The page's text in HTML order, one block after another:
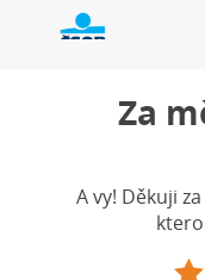
Za
A vy! Děkuji